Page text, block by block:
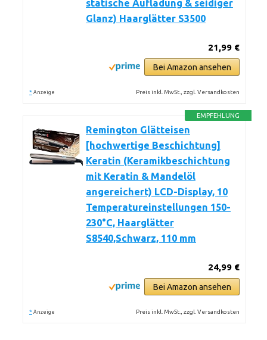
statische Aufladung & seidiger
Glanz) Haarglätter S3500
21,99 €
Bei Amazon ansehen
* Anzeige Preis inkl. MwSt., zzgl. Versandkosten
EMPFEHLUNG
Remington Glätteisen
[hochwertige Beschichtung]
Keratin (Keramikbeschichtung
mit Keratin & Mandelöl
angereichert) LCD-Display, 10
Temperatureinstellungen 150-
230°C, Haarglätter
S8540,Schwarz, 110 mm
24,99 €
Bei Amazon ansehen
* Anzeige Preis inkl. MwSt., zzgl. Versandkosten